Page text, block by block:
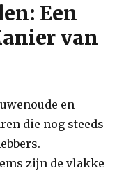
Een
van
en
die nog steeds
zijn de vlakke